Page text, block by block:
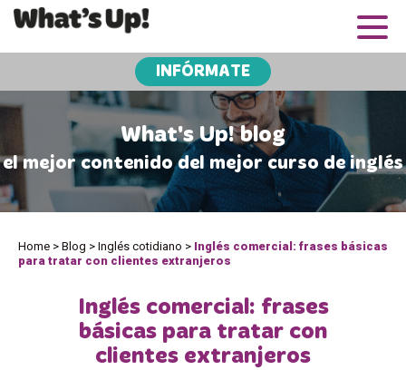
INFÓRMATE
What's Up! blog
el mejor contenido del mejor curso de inglés
Home > Blog > Inglés cotidiano > Inglés comercial: frases básicas
para tratar con clientes extranjeros
Inglés comercial: frases
básicas para tratar con
clientes extranjeros